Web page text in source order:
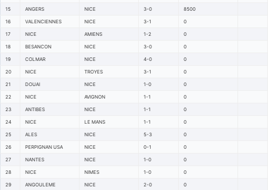
15 ANGERS NICE 3-0 8500
16 VALENCIENNES NICE 3-1 0
17 NICE AMIENS 1-2 0
18 BESANCON NICE 3-0 0
19 COLMAR NICE 4-0 0
20 NICE TROYES 3-1 0
21 DOUAI NICE 1-0 0
22 NICE AVIGNON 1-1 0
23 ANTIBES NICE 1-1 0
24 NICE LE MANS 1-1 0
25 ALES NICE 5-3 0
26 PERPIGNAN USA NICE 0-1 0
27 NANTES NICE 1-0 0
28 NICE NIMES 1-0 0
29 ANGOULEME NICE 2-0 0